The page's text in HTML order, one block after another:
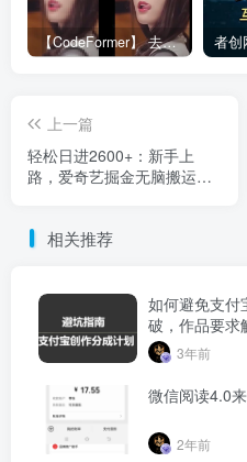
【CodeFormer】 去马赛克神器
上一篇
轻松日进2600+：新手上
路，爱奇艺掘金无脑搬运，
相关推荐
如何避免支付
破，作品要求
3年前
微信阅读4.0
2年前